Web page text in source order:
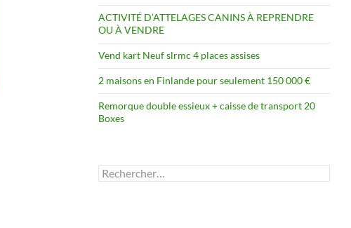
ACTIVITÉ D’ATTELAGES CANINS À REPRENDRE
OU À VENDRE
Vend kart Neuf slrmc 4 places assises
2 maisons en Finlande pour seulement 150 000 €
Remorque double essieux + caisse de transport 20
Boxes
Rechercher :